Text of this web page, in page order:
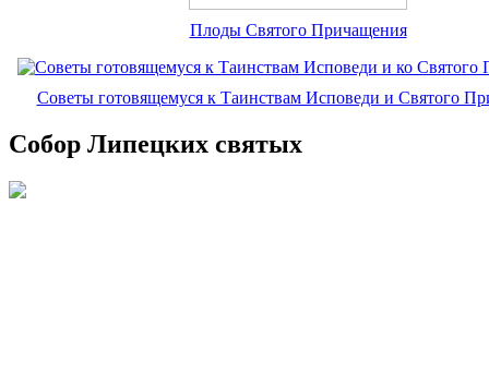
Плоды Святого Причащения
Советы готовящемуся к Таинствам Исповеди и Святого
Собор Липецких святых